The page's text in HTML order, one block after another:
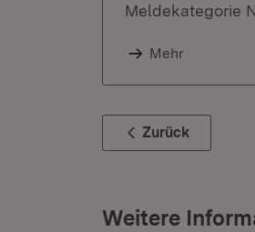
Meldekategorie
Mehr
Zurück
Weitere